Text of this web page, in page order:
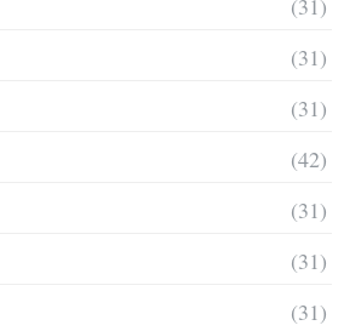
(31)
(31)
(42)
(31)
(31)
(31)